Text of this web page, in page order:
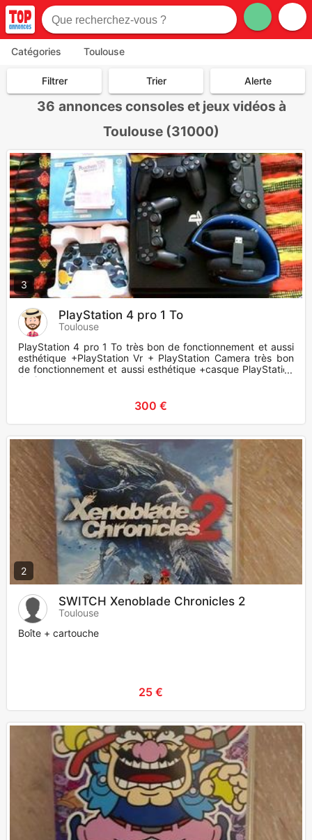
Catégories Toulouse
Filtrer Trier Alerte
36 annonces consoles et jeux vidéos à
Toulouse (31000)
3
PlayStation 4 pro 1 To
Toulouse
PlayStation 4 pro 1 To très bon de fonctionnement et aussi
esthétique +PlayStation Vr + PlayStation Camera très bon
de fonctionnement et aussi esthétique +casque PlayStation
4 wi
300 €
2
SWITCH Xenoblade Chronicles 2
Toulouse
Boîte + cartouche
25 €